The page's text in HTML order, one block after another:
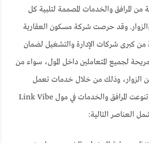
المرافق والخدمات المصممة لتلبية كل
والزوار. وقد حرصت شركة مسكون العقارية
من كبرى شركات الإدارة والتشغيل لضمان
لجميع المتعاملين داخل المول، سواء من
الزوار، وذلك من خلال خدمات تعمل
بكفاءة طوال الوقت. وتنوعت المرافق والخدمات في مول Link Vibe